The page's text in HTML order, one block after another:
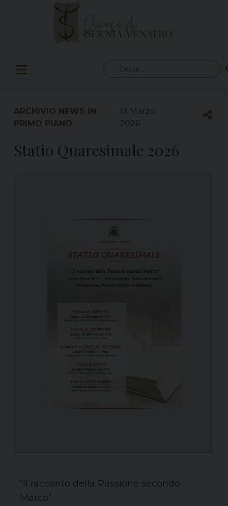
per:
ARCHIVIO NEWS IN
PRIMO PIANO
13 Marzo
2026
Statio Quaresimale 2026
“Il racconto della Passione secondo
Marco”